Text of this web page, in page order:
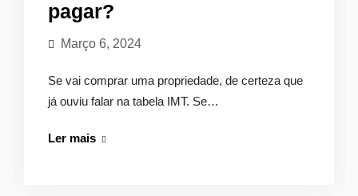
pagar?
Março 6, 2024
Se vai comprar uma propriedade, de certeza que
já ouviu falar na tabela IMT. Se…
Ler maisTabela